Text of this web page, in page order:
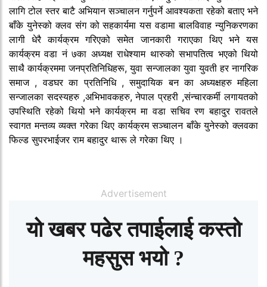
लागि टोल स्तर बाटै अभियान सञ्चालन गर्नुपर्ने आवश्यकता रहेको बताए भने
बाँके युनेस्को क्लव संग को सहकार्यमा यस वडामा बालविवाह न्युनिकरणका
लागी धेरै कार्यक्रम गरिएको समेत जानकारी गराएका थिए भने यस
कार्यक्रम वडा नं ७का अध्यक्ष राधेश्याम थारुको सभापतित्व भएको थियो
साथै कार्यक्रममा जनप्रतिनिधिहरू, युवा सन्जालका युवा युवती हर नागरिक
समाज , वडघर का प्रतिनिधि , समुदायिक बन का अध्यक्षहरु महिला
सन्जालका सदस्यहरु ,अभिभावकहरु, नेपाल प्रहरी ,संन्चारकर्मी लगायतको
उपस्थिति रहेको थियो भने कार्यक्रम मा वडा सचिव रण बहादुर रावतले
स्वागत मन्तव्य व्यक्त गरेका थिए कार्यक्रम सञ्चालन बाँके युनेस्को क्लवका
फिल्ड सुपरभाईजर राम बहादुर थारू ले गरेका थिए ।
Advertisement
यो खबर पढेर तपाईलाई कस्तो
महसुस भयो ?